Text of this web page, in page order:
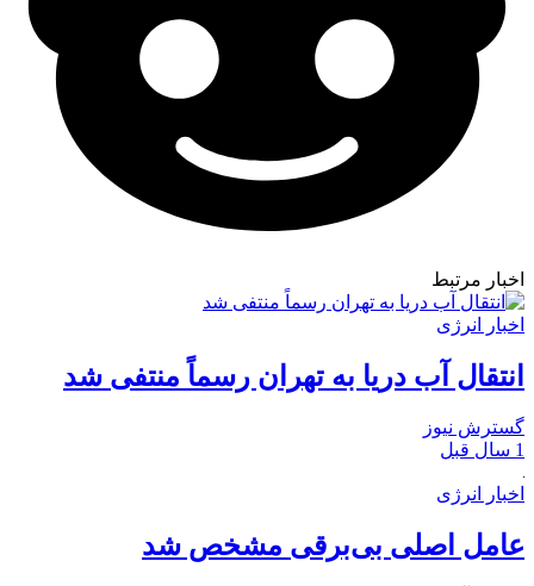
اخبار مرتبط
اخبار انرژی
انتقال آب دریا به تهران رسماً منتفی شد
گسترش نیوز
1 سال قبل
اخبار انرژی
عامل اصلی بی‌برقی مشخص شد